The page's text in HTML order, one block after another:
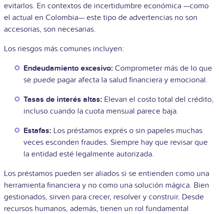
evitarlos. En contextos de incertidumbre económica —como
el actual en Colombia— este tipo de advertencias no son
accesorias, son necesarias.
Los riesgos más comunes incluyen:
Endeudamiento excesivo: Comprometer más de lo que
se puede pagar afecta la salud financiera y emocional.
Tasas de interés altas: Elevan el costo total del crédito,
incluso cuando la cuota mensual parece baja.
Estafas: Los préstamos exprés o sin papeles muchas
veces esconden fraudes. Siempre hay que revisar que
la entidad esté legalmente autorizada.
Los préstamos pueden ser aliados si se entienden como una
herramienta financiera y no como una solución mágica. Bien
gestionados, sirven para crecer, resolver y construir. Desde
recursos humanos, además, tienen un rol fundamental